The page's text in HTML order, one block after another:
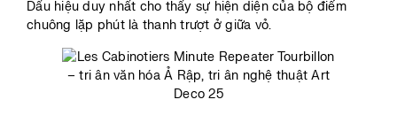
Dấu hiệu duy nhất cho thấy sự hiện diện của bộ điểm
chuông lặp phút là thanh trượt ở giữa vỏ.